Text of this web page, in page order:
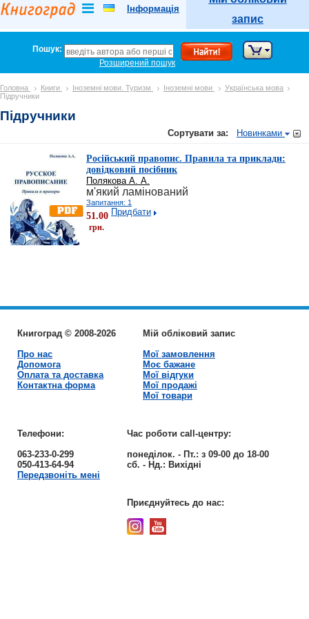
5 => 'products_categories', 6 => 'categories', 12 => 'product_sales', ), ) ?>
Інформація
запис
Пошук:
Розширений пошук
Головна Книги Іноземні мови. Туризм Іноземні мови
Українська мова
Підручники
Підручники
Сортувати за: Новинками
Російський правопис. Правила та приклади:
довідковий посібник
Полякова А. А.
м'який ламінований
Запитання: 1
51.00
грн.
Придбати
Книгоград © 2008-2026
Про нас
Допомога
Оплата та доставка
Контактна форма
Мій обліковий запис
Мої замовлення
Моє бажане
Мої відгуки
Мої продажі
Мої товари
Телефони:
063-233-0-299
050-413-64-94
Передзвоніть мені
Час роботи call-центру:
понеділок. - Пт.: з 09-00 до 18-00
сб. - Нд.: Вихідні
Приєднуйтесь до нас: